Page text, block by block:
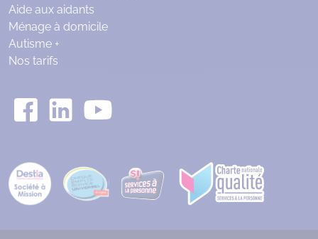
Aide aux aidants
Ménage à domicile
Autisme +
Nos tarifs